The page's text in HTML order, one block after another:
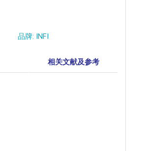
品牌: INFI
相关文献及参考